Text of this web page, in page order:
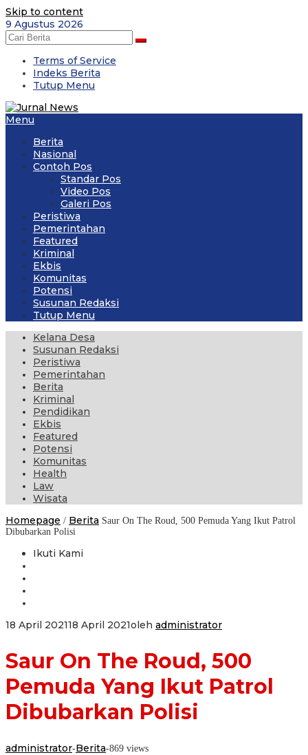
Skip to content
9 Agustus 2026
Terms of Service
Indeks Berita
Tutup Menu
Menu
Berita
Nasional
Contoh Pos
Standar Pos
Video Pos
Galeri Pos
Peristiwa
Pemerintahan
Featured
Kriminal
Ekbis
Komunitas
Potensi
Susunan Redaksi
Tutup Menu
Kelana Desa
Susunan Redaksi
Peristiwa
Pemerintahan
Berita
Kriminal
Pendidikan
Ekbis
Featured
Potensi
Komunitas
Health
Law
Wisata
Homepage / Berita Saur On The Roud, 500 Pemuda Yang Ikut Patrol
Dibubarkan Polisi
Ikuti Kami
18 April 202118 April 2021oleh administrator
Saur On The Roud, 500
Pemuda Yang Ikut Patrol
Dibubarkan Polisi
administrator-Berita-869 views